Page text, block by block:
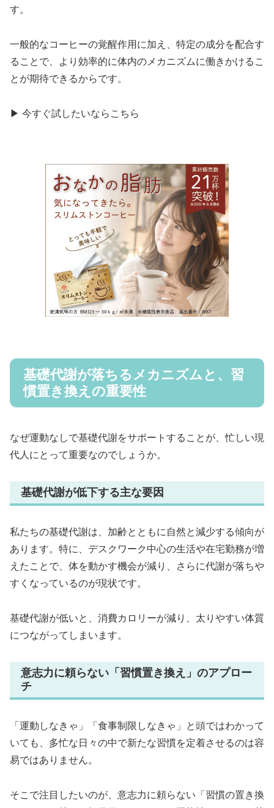
す。
一般的なコーヒーの覚醒作用に加え、特定の成分を配合す
ることで、より効率的に体内のメカニズムに働きかけるこ
とが期待できるからです。
▶ 今すぐ試したいならこちら
基礎代謝が落ちるメカニズムと、習
慣置き換えの重要性
なぜ運動なしで基礎代謝をサポートすることが、忙しい現
代人にとって重要なのでしょうか。
基礎代謝が低下する主な要因
私たちの基礎代謝は、加齢とともに自然と減少する傾向が
あります。特に、デスクワーク中心の生活や在宅勤務が増
えたことで、体を動かす機会が減り、さらに代謝が落ちや
すくなっているのが現状です。
基礎代謝が低いと、消費カロリーが減り、太りやすい体質
につながってしまいます。
意志力に頼らない「習慣置き換え」のアプロー
チ
「運動しなきゃ」「食事制限しなきゃ」と頭ではわかって
いても、多忙な日々の中で新たな習慣を定着させるのは容
易ではありません。
そこで注目したいのが、意志力に頼らない「習慣の置き換